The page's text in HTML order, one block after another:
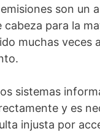
son un
cabeza para la
muchas veces
sistemas
y es
injusta por